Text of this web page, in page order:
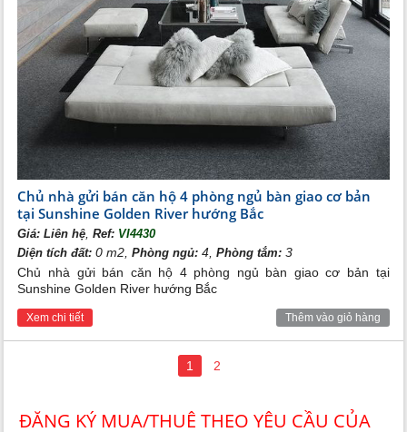
Chủ nhà gửi bán căn hộ 4 phòng ngủ bàn giao cơ bản
tại Sunshine Golden River hướng Bắc
Giá:Liên hệ,Ref: VI4430
Diện tích đất: 0 m2,Phòng ngủ: 4,Phòng tắm: 3
Chủ nhà gửi bán căn hộ 4 phòng ngủ bàn giao cơ bản tại
Sunshine Golden River hướng Bắc
Xem chi tiết Thêm vào giỏ hàng
1 2
ĐĂNG KÝ MUA/THUÊ THEO YÊU CẦU CỦA